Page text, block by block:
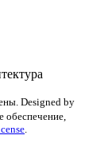
Designed by
обеспечение,